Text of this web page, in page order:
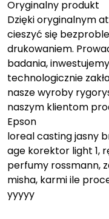
Oryginalny produkt
Dzięki oryginalnym
cieszyć się
drukowaniem.
badania,
technologicznie
nasze wyroby
naszym klientom
Epson
loreal casting jasny
age korektor light 1,
perfumy rossmann,
misha, karmi ile
yyyyy